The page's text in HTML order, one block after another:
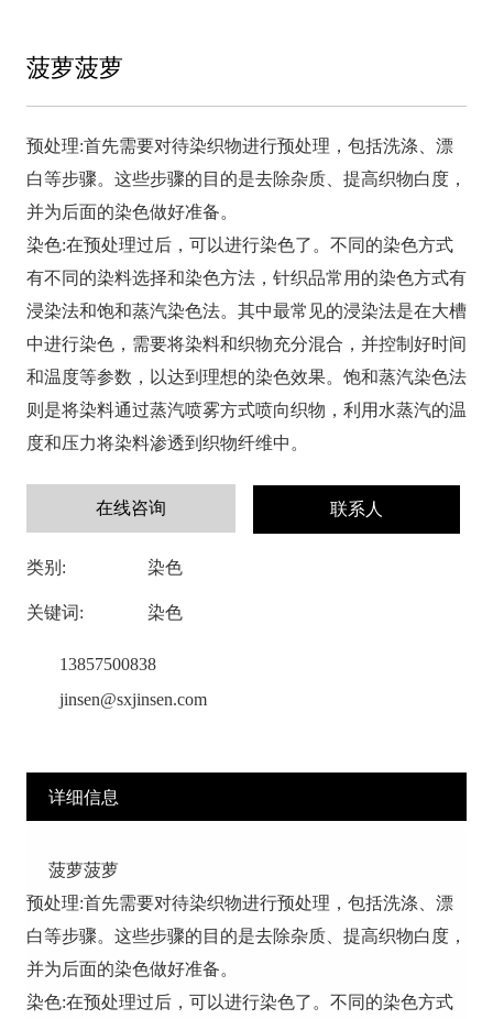
菠萝菠萝
预处理:首先需要对待染织物进行预处理，包括洗涤、漂
白等步骤。这些步骤的目的是去除杂质、提高织物白度，
并为后面的染色做好准备。
染色:在预处理过后，可以进行染色了。不同的染色方式
有不同的染料选择和染色方法，针织品常用的染色方式有
浸染法和饱和蒸汽染色法。其中最常见的浸染法是在大槽
中进行染色，需要将染料和织物充分混合，并控制好时间
和温度等参数，以达到理想的染色效果。饱和蒸汽染色法
则是将染料通过蒸汽喷雾方式喷向织物，利用水蒸汽的温
度和压力将染料渗透到织物纤维中。
在线咨询 联系人
类别: 染色
关键词: 染色
13857500838
jinsen@sxjinsen.com
详细信息
菠萝菠萝
预处理:首先需要对待染织物进行预处理，包括洗涤、漂
白等步骤。这些步骤的目的是去除杂质、提高织物白度，
并为后面的染色做好准备。
染色:在预处理过后，可以进行染色了。不同的染色方式